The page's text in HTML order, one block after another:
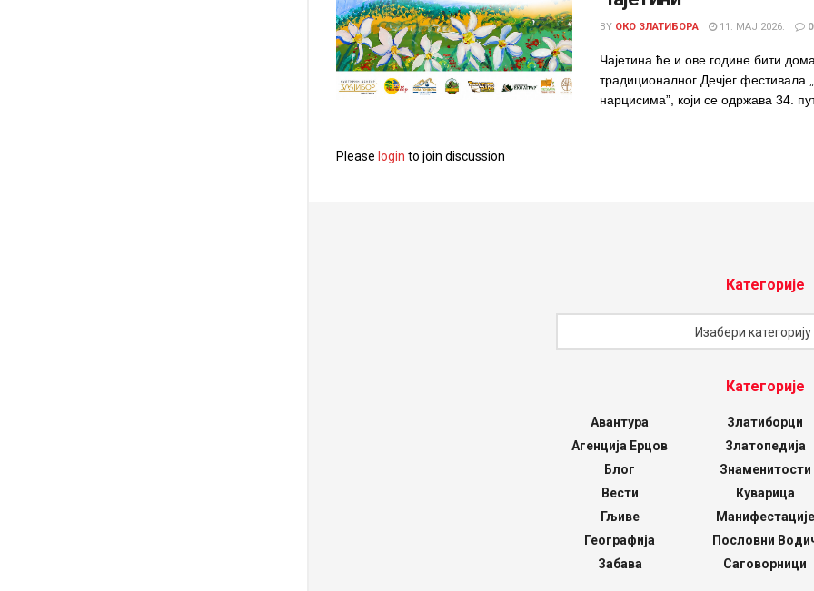
BY ОКО ЗЛАТИБОРА 11. МАЈ 2026. 0
Чајетина ће и ове године бити
традиционалног Дечјег фестивала
нарцисима”, који се одржава 34.
Please login to join discussion
Категорије
Изабери категорију
Категорије
Авантура
Агенција Ерцов
Блог
Вести
Гљиве
Географија
Забава
Златиборци
Златопедија
Знаменитости
Куварица
Манифестације
Пословни
Саговорници